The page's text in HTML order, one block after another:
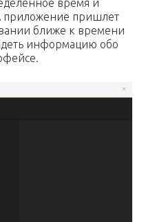
время и
приложение пришлет
ближе к времени
информацию обо